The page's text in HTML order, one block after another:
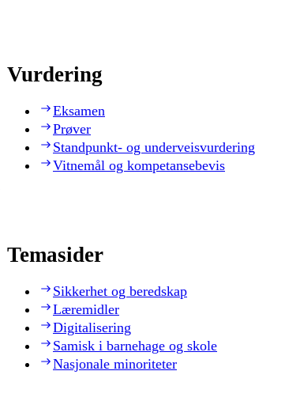
Vurdering
Eksamen
Prøver
Standpunkt- og underveisvurdering
Vitnemål og kompetansebevis
Temasider
Sikkerhet og beredskap
Læremidler
Digitalisering
Samisk i barnehage og skole
Nasjonale minoriteter